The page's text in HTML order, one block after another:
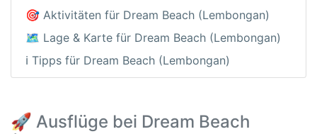
🎯 Aktivitäten für Dream Beach (Lembongan)
🗺️ Lage & Karte für Dream Beach (Lembongan)
ℹ️ Tipps für Dream Beach (Lembongan)
🚀 Ausflüge bei Dream Beach